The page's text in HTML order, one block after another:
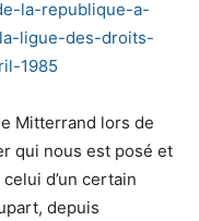
la-republique-a-
ligue-des-droits-
1985
Mitterrand lors de
qui nous est posé et
d’un certain
depuis